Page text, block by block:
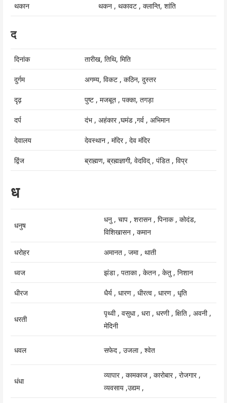
थकान थकन , थकावट , क्लान्ति, शांति
द
दिनांक तारीख, तिथि, मिति
दुर्गम अगम्य, विकट , कठिन, दुस्तर
दृढ़ पुष्ट , मजबूत , पक्का, तगड़ा
दर्प दंभ , अहंकार ,घमंड ,गर्व , अभिमान
देवालय देवस्थान , मंदिर , देव मंदिर
द्विंज ब्राह्मण, ब्रह्मज्ञागी, वेदविद् , पंडित , विप्र
ध
धनुष
धनु , चाप , शरासन , पिनाक , कोदंड,
विशिखासन , कमान
धरोहर अमानत , जमा , थाती
ध्वज झंडा , पताका , केतन , केतु , निशान
धीरज धैर्य , धारण , धीरत्व , धारण , धृति
धरती
पृथ्वी , वसुधा , धरा , धरणी , क्षिति , अवनी ,
मेदिनी
धवल सफेद , उजला , श्वेत
धंधा
व्यापार , कामकाज , कारोबार , रोजगार ,
व्यवसाय ,उद्यम ,